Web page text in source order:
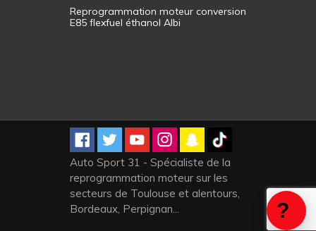
Reprogrammation moteur conversion
E85 flexfuel éthanol Albi
Auto Sport 31 - Spécialiste de la
reprogrammation moteur sur les
secteurs de Toulouse et alentours,
Bordeaux, Perpignan...